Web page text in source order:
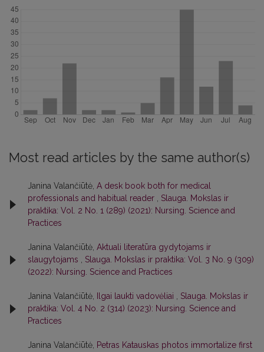
Most read articles by the same author(s)
Janina Valančiūtė, A desk book both for medical
professionals and habitual reader , Slauga. Mokslas ir
praktika: Vol. 2 No. 1 (289) (2021): Nursing. Science and
Practices
Janina Valančiūtė, Aktuali literatūra gydytojams ir
slaugytojams , Slauga. Mokslas ir praktika: Vol. 3 No. 9 (309)
(2022): Nursing. Science and Practices
Janina Valančiūtė, Ilgai laukti vadovėliai , Slauga. Mokslas ir
praktika: Vol. 4 No. 2 (314) (2023): Nursing. Science and
Practices
Janina Valančiūtė, Petras Katauskas photos immortalize first